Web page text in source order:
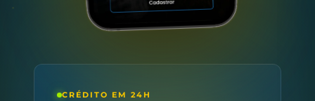
CRÉDITO EM 24H